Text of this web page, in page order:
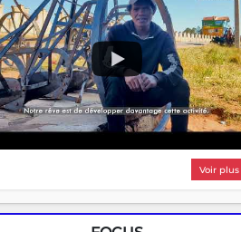
Voir plus